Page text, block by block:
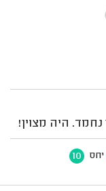
היה מצוין!
יחס 10